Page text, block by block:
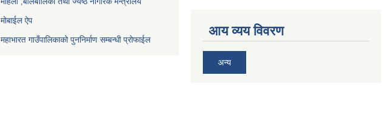
मोबाईल ऐप
महाभारत गाउँपालिकाको पुननिर्माण सम्बन्धी प्रोफाईल
आय व्यय विवरण
अन्य